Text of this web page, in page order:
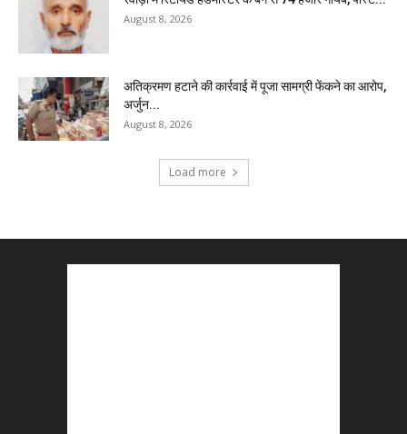
August 8, 2026
अतिक्रमण हटाने की कार्रवाई में पूजा सामग्री फेंकने का आरोप,
अर्जुन...
August 8, 2026
Load more